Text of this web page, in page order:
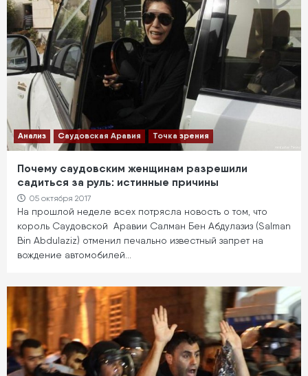
Анализ Саудовская Аравия Точка зрения
Почему саудовским женщинам разрешили
садиться за руль: истинные причины
05 октября 2017
На прошлой неделе всех потрясла новость о том, что
король Саудовской Аравии Салман Бен Абдулазиз (Salman
Bin Abdulaziz) отменил печально известный запрет на
вождение автомобилей…